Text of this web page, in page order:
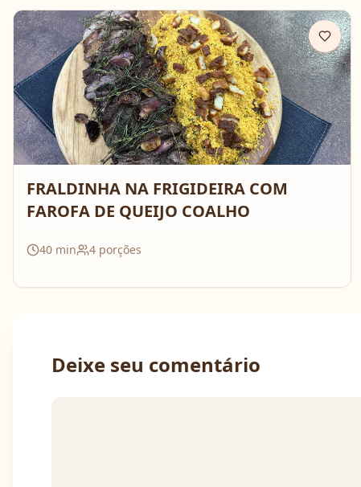
FRALDINHA NA FRIGIDEIRA COM
FAROFA DE QUEIJO COALHO
40 min 4 porções
Deixe seu comentário